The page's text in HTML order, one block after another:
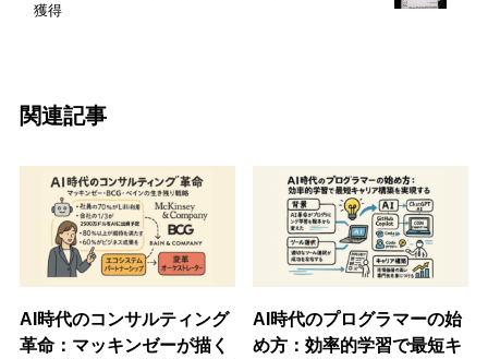
獲得
関連記事
AI時代のコンサルティング
革命：マッキンゼーが描く
AI時代のプログラマーの始
め方：効率的学習で最短キ